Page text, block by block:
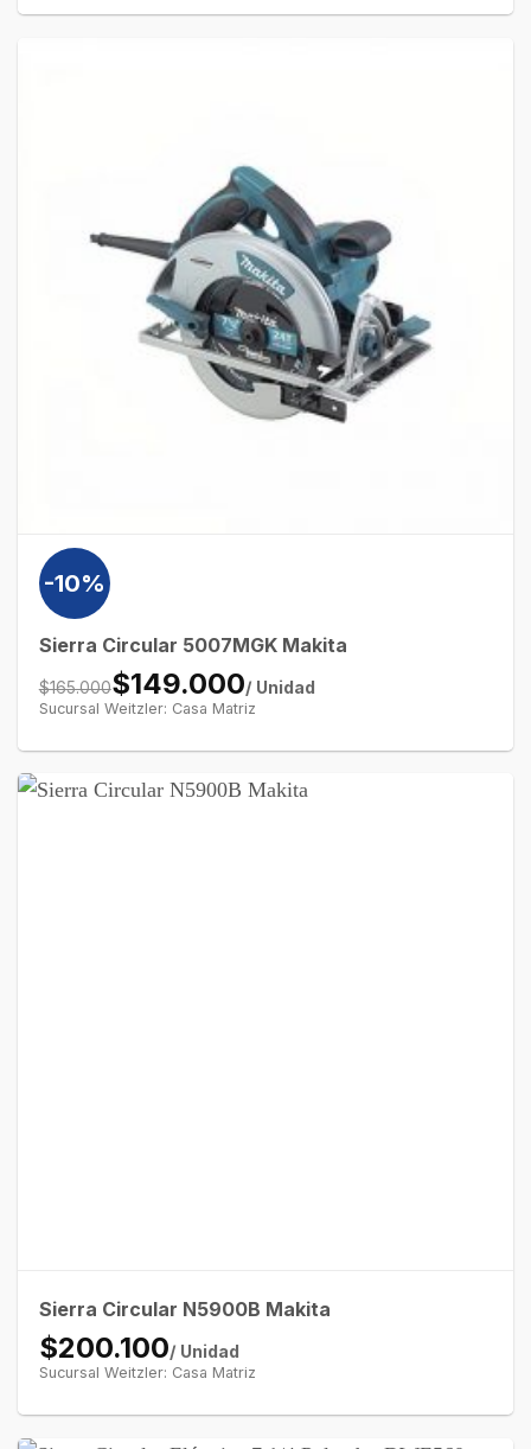
-10%
Sierra Circular 5007MGK Makita
$165.000$149.000/ Unidad
Sucursal Weitzler: Casa Matriz
Sierra Circular N5900B Makita
$200.100/ Unidad
Sucursal Weitzler: Casa Matriz